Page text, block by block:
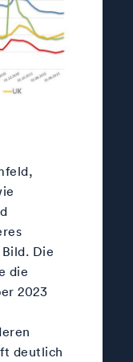
Die
die
2023
deutlich